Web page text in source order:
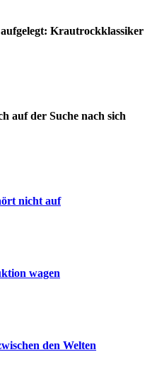
Krautrockklassiker
auf der Suche nach sich
nicht auf
wagen
den Welten